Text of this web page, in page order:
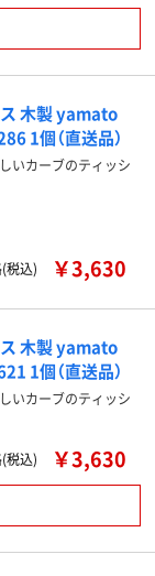
木製 yamato
1個（直送品）
いカーブのティッシ
税込)
￥3,630
木製 yamato
1個（直送品）
いカーブのティッシ
税込) ￥3,630